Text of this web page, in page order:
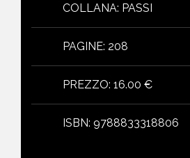
COLLANA: PASSI
PAGINE: 208
PREZZO: 16.00 €
ISBN: 9788833318806